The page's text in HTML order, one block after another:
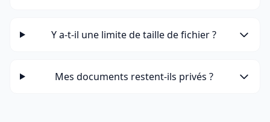
Y a-t-il une limite de taille de fichier ?
Mes documents restent-ils privés ?